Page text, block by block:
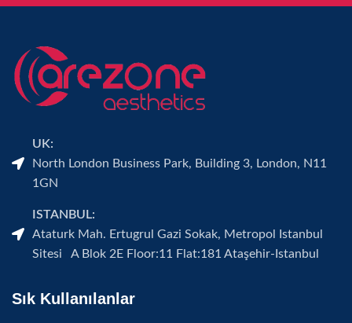
UK:
North London Business Park, Building 3, London, N11
1GN
ISTANBUL:
Ataturk Mah. Ertugrul Gazi Sokak, Metropol Istanbul
Sitesi A Blok 2E Floor:11 Flat:181 Ataşehir-Istanbul
Sık Kullanılanlar